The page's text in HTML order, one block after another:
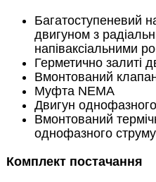
Багатоступеневий
двигуном з
напіваксіальними
Герметично залиті
Вмонтований
Муфта NEMA
Двигун
Вмонтований
однофазного струму
Комплект постачання